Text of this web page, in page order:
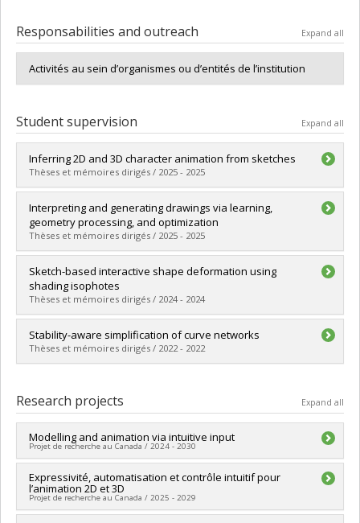
Responsabilities and outreach Expand all
Activités au sein d’organismes ou d’entités de l’institution
Student supervision Expand all
Inferring 2D and 3D character animation from sketches
Thèses et mémoires dirigés / 2025 - 2025
Graduate : Brodt, Kirill
Cycle :Doctoral
Grade :Ph. D.
Lien vers le document dans Papyrus
Interpreting and generating drawings via learning,
geometry processing, and optimization
Thèses et mémoires dirigés / 2025 - 2025
Graduate :Puhachov, Ivan
Cycle :Doctoral
Grade :Ph. D.
Lien vers le document dans Papyrus
Sketch-based interactive shape deformation using
shading isophotes
Thèses et mémoires dirigés / 2024 - 2024
Graduate :Bolduc, Karl-Étienne
Cycle : Master's
Grade :M. Sc.
Stability-aware simplification of curve networks
Thèses et mémoires dirigés / 2022 - 2022
Cycle :Master's
Grade :M. Sc.
Lien vers le document dans Papyrus
Research projects Expand all
Modelling and animation via intuitive input
Projet de recherche au Canada / 2024 - 2030
Lead researcher :Mikhail Bessmeltsev
Funding sources:CRSNG/Conseil de recherches en sciences
naturelles et génie du Canada (CRSNG)
Expressivité, automatisation et contrôle intuitif pour
l’animation 2D et 3D
Projet de recherche au Canada / 2025 - 2029